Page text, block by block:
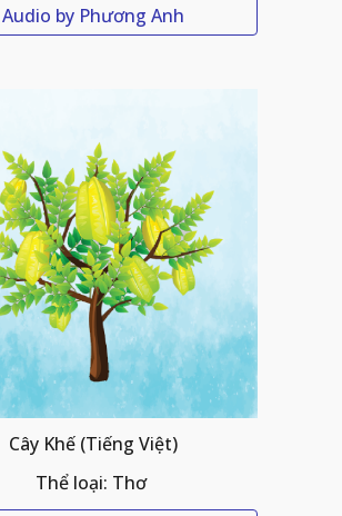
Audio by Phương Anh
Cây Khế (Tiếng Việt)
Thể loại: Thơ